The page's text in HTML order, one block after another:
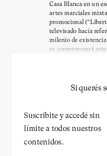
Casa Blanca en un
artes marciales
promocional
televisado hacía
milenio de
se conmemorará
Si querés
Suscribite y accedé sin
límite a todos nuestros
contenidos.